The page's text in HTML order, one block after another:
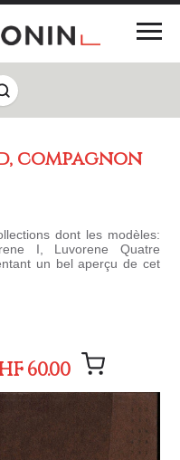
compagnon
dont les modèles:
I, Luvorene Quatre
un bel aperçu de cet
60.00